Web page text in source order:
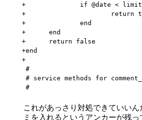
+              if @date < limit
+                      return
+              end
+      end
+      return false
+end
+
#
これがあっさり対処できていいん
ミを入れるというアンカーが残